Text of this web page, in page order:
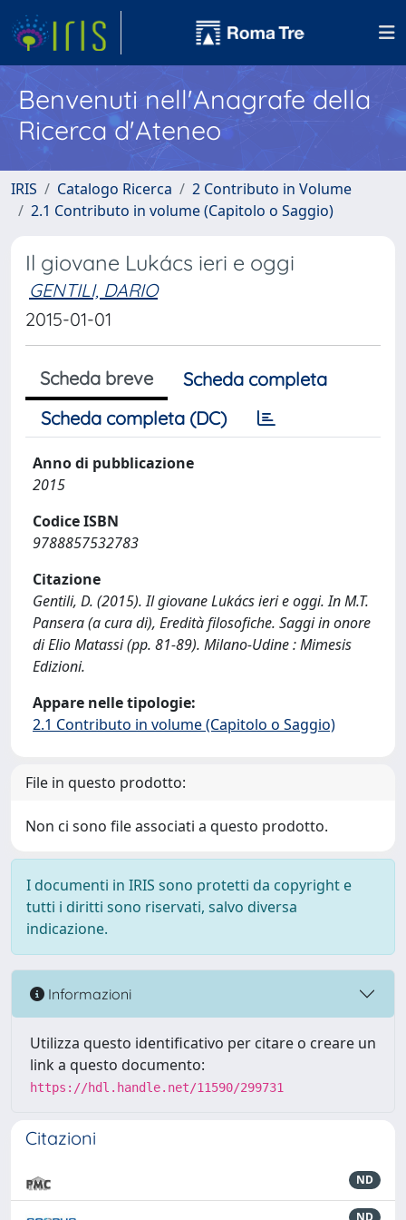
Benvenuti nell'Anagrafe della
Ricerca d'Ateneo
IRIS Catalogo Ricerca
2 Contributo in Volume
2.1 Contributo in volume (Capitolo o Saggio)
Il giovane Lukács ieri e oggi
GENTILI, DARIO
2015-01-01
Scheda breve
Scheda completa
Scheda completa (DC)
Anno di pubblicazione
2015
Codice ISBN
9788857532783
Citazione
Gentili, D. (2015). Il giovane Lukács ieri e oggi. In M.T.
Pansera (a cura di), Eredità filosofiche. Saggi in onore
di Elio Matassi (pp. 81-89). Milano-Udine : Mimesis
Edizioni.
Appare nelle tipologie:
2.1 Contributo in volume (Capitolo o Saggio)
File in questo prodotto:
Non ci sono file associati a questo prodotto.
I documenti in IRIS sono protetti da copyright e
tutti i diritti sono riservati, salvo diversa
indicazione.
Informazioni
Utilizza questo identificativo per citare o creare un
link a questo documento:
https://hdl.handle.net/11590/299731
Citazioni
ND